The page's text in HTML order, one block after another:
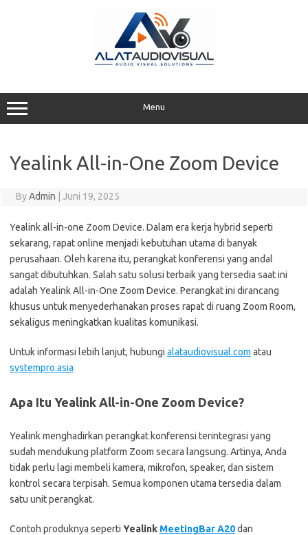
Menu
Yealink All-in-One Zoom Device
ByAdmin Juni 19, 2025
Yealink all-in-one Zoom Device. Dalam era kerja hybrid seperti
sekarang, rapat online menjadi kebutuhan utama di banyak
perusahaan. Oleh karena itu, perangkat konferensi yang andal
sangat dibutuhkan. Salah satu solusi terbaik yang tersedia saat ini
adalah Yealink All-in-One Zoom Device. Perangkat ini dirancang
khusus untuk menyederhanakan proses rapat di ruang Zoom Room,
sekaligus meningkatkan kualitas komunikasi.
Untuk informasi lebih lanjut, hubungi alataudiovisual.com atau
systempro.asia
Apa Itu Yealink All-in-One Zoom Device?
Yealink menghadirkan perangkat konferensi terintegrasi yang
sudah mendukung platform Zoom secara langsung. Artinya, Anda
tidak perlu lagi membeli kamera, mikrofon, speaker, dan sistem
kontrol secara terpisah. Semua komponen utama tersedia dalam
satu unit perangkat.
Contoh produknya seperti Yealink MeetingBar A20dan